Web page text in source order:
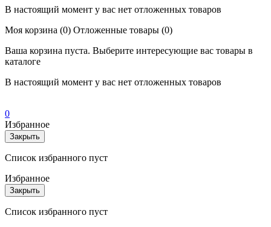
В настоящий момент у вас нет отложенных товаров
Моя корзина (0) Отложенные товары (0)
Ваша корзина пуста. Выберите интересующие вас товары в
каталоге
В настоящий момент у вас нет отложенных товаров
0
Избранное
Закрыть
Список избранного пуст
Избранное
Закрыть
Список избранного пуст